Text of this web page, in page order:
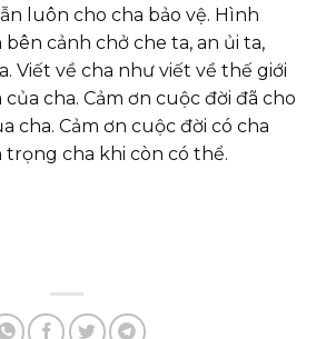
luôn cho cha bảo vệ. Hình
cảnh chở che ta, an ủi ta,
Viết về cha như viết về thế giới
cha. Cảm ơn cuộc đời đã cho
cha. Cảm ơn cuộc đời có cha
trọng cha khi còn có thể.